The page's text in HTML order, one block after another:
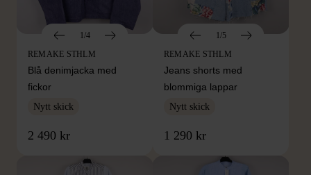
1/4
REMAKE STHLM
Blå denimjacka med
fickor
Nytt skick
2 490 kr
1/5
REMAKE STHLM
Jeans shorts med
blommiga lappar
Nytt skick
1 290 kr